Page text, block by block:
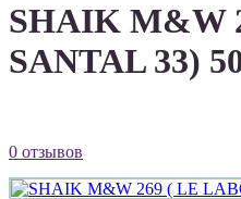
SHAIK M&W
SANTAL 33)
0 отзывов